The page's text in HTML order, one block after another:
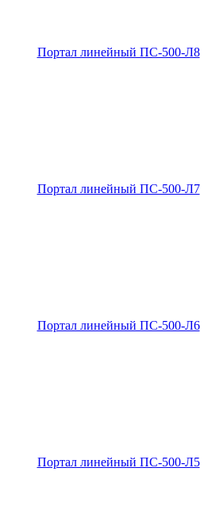
Портал линейный ПС-500-Л8
Портал линейный ПС-500-Л7
Портал линейный ПС-500-Л6
Портал линейный ПС-500-Л5